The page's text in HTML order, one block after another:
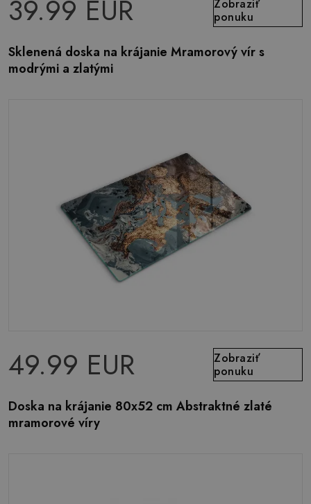
39.99 EUR
Zobraziť
ponuku
Sklenená doska na krájanie Mramorový vír s
modrými a zlatými
49.99 EUR
Zobraziť
ponuku
Doska na krájanie 80x52 cm Abstraktné zlaté
mramorové víry